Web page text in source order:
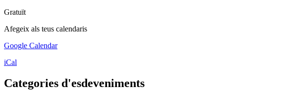
Gratuït
Afegeix als teus calendaris
Google Calendar
iCal
Categories d'esdeveniments